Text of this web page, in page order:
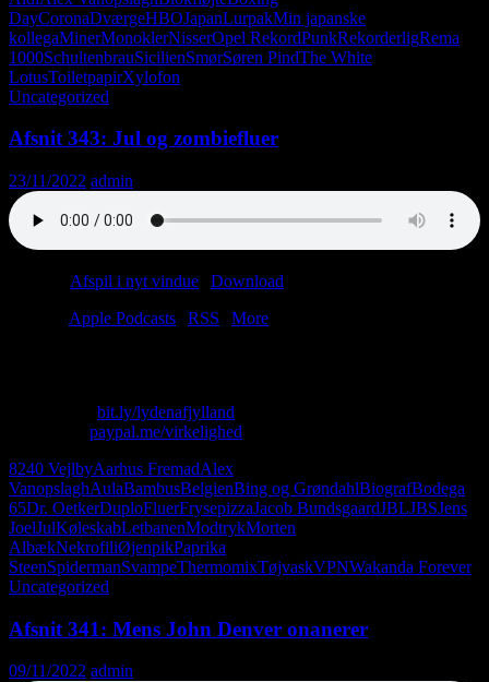
DayCoronaDværgeHBOJapanLurpakMin japanske
kollegaMinerMonoklerNisserOpel RekordPunkRekorderligRema
1000SchultenbrauSicilienSmørSøren PindThe White
LotusToiletpapirXylofon
Uncategorized
Afsnit 343: Jul og zombiefluer
23/11/2022 admin
Afspil i nyt vindue Download
Apple Podcasts RSS
More
bit.ly/lydenafjylland
paypal.me/virkelighed
8240 VejlbyAarhus FremadAlex
VanopslaghAulaBambusBelgienBing og GrøndahlBiografBodega
65Dr. OetkerDuploFluerFrysepizzaJacob BundsgaardJBLJBSJens
JoelJulKøleskabLetbanenModtrykMorten
AlbækNekrofiliØjenpikPaprika
SteenSpidermanSvampeThermomixTøjvaskVPNWakanda Forever
Uncategorized
Afsnit 341: Mens John Denver onanerer
09/11/2022 admin